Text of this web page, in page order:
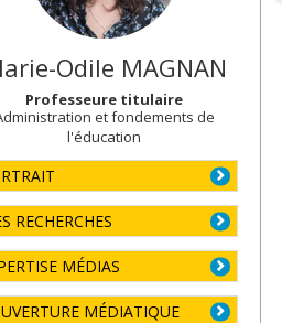
Odile MAGNAN
Professeure titulaire
et fondements de
l'éducation
RECHERCHES
MÉDIAS
MÉDIATIQUE